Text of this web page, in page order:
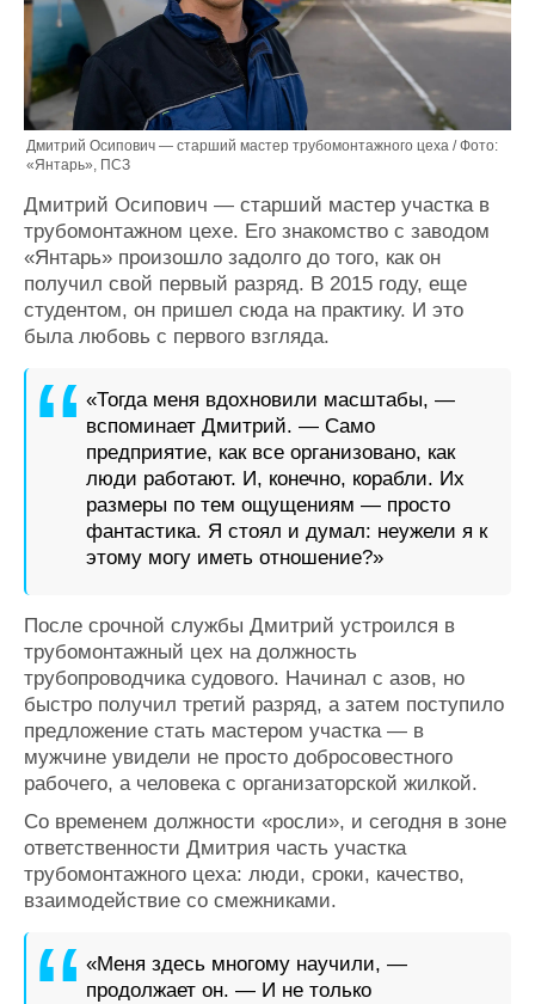
Дмитрий Осипович — старший мастер трубомонтажного цеха / Фото:
«Янтарь», ПСЗ
Дмитрий Осипович — старший мастер участка в
трубомонтажном цехе. Его знакомство с заводом
«Янтарь» произошло задолго до того, как он
получил свой первый разряд. В 2015 году, еще
студентом, он пришел сюда на практику. И это
была любовь с первого взгляда.
«Тогда меня вдохновили масштабы, —
вспоминает Дмитрий. — Само
предприятие, как все организовано, как
люди работают. И, конечно, корабли. Их
размеры по тем ощущениям — просто
фантастика. Я стоял и думал: неужели я к
этому могу иметь отношение?»
После срочной службы Дмитрий устроился в
трубомонтажный цех на должность
трубопроводчика судового. Начинал с азов, но
быстро получил третий разряд, а затем поступило
предложение стать мастером участка — в
мужчине увидели не просто добросовестного
рабочего, а человека с организаторской жилкой.
Со временем должности «росли», и сегодня в зоне
ответственности Дмитрия часть участка
трубомонтажного цеха: люди, сроки, качество,
взаимодействие со смежниками.
«Меня здесь многому научили, —
продолжает он. — И не только